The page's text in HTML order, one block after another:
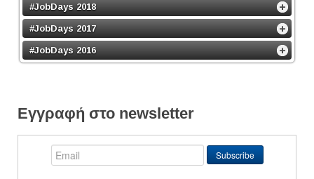
#JobDays 2018
#JobDays 2017
#JobDays 2016
Εγγραφή στο newsletter